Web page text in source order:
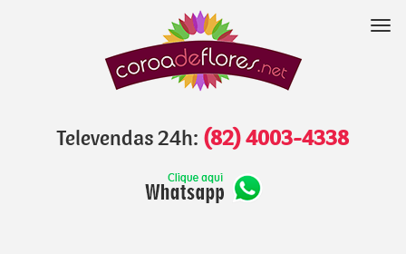
Televendas 24h: (82) 4003-4338